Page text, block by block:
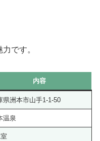
です。
内容
県洲本市山手1-1-50
温泉